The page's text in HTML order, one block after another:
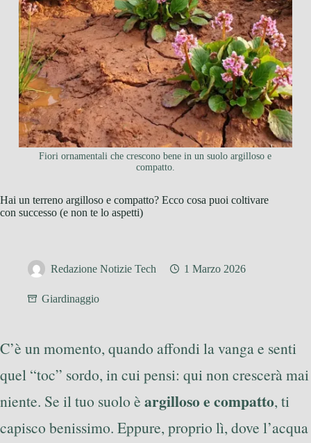
Fiori ornamentali che crescono bene in un suolo argilloso e
compatto.
Hai un terreno argilloso e compatto? Ecco cosa puoi coltivare
con successo (e non te lo aspetti)
Redazione Notizie Tech 1 Marzo 2026
Giardinaggio
C’è un momento, quando affondi la vanga e senti
quel “toc” sordo, in cui pensi: qui non crescerà mai
niente. Se il tuo suolo è argilloso e compatto, ti
capisco benissimo. Eppure, proprio lì, dove l’acqua